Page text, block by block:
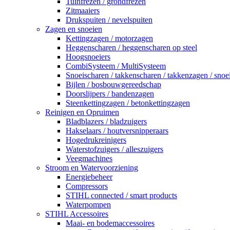
Zitmaaiers
Drukspuiten / nevelspuiten
Zagen en snoeien
Kettingzagen / motorzagen
Heggenscharen / heggenscharen op steel
Hoogsnoeiers
CombiSysteem / MultiSysteem
Snoeischaren / takkenscharen / takkenzagen /
Bijlen / bosbouwgereedschap
Doorslijpers / bandenzagen
Steenkettingzagen / betonkettingzagen
Reinigen en Opruimen
Bladblazers / bladzuigers
Hakselaars / houtversnipperaars
Hogedrukreinigers
Waterstofzuigers / alleszuigers
Veegmachines
Stroom en Watervoorziening
Energiebeheer
Compressors
STIHL connected / smart products
Waterpompen
STIHL Accessoires
Maai- en bodemaccessoires